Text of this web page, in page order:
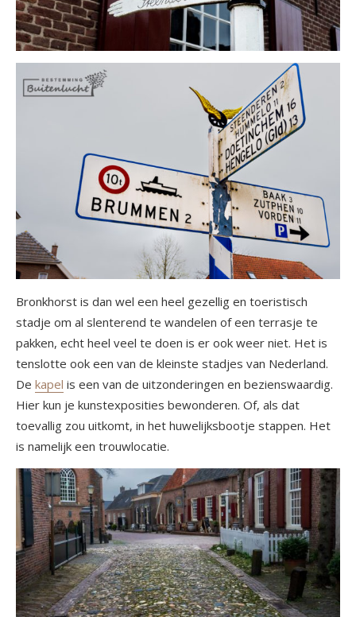
Bronkhorst is dan wel een heel gezellig en toeristisch
stadje om al slenterend te wandelen of een terrasje te
pakken, echt heel veel te doen is er ook weer niet. Het is
tenslotte ook een van de kleinste stadjes van Nederland.
De kapel is een van de uitzonderingen en bezienswaardig.
Hier kun je kunstexposities bewonderen. Of, als dat
toevallig zou uitkomt, in het huwelijksbootje stappen. Het
is namelijk een trouwlocatie.